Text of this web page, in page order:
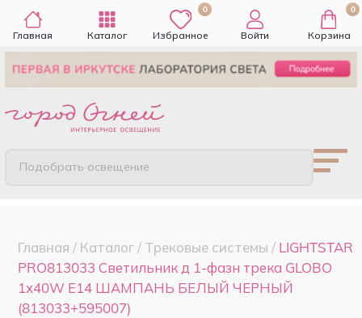
Главная Каталог
0
Избранное Войти
0
Корзина
Подобрать освещение
Главная / Каталог/ Трековые системы / LIGHTSTAR
PRO813033 Светильник д 1-фазн трека GLOBO
1х40W E14 ШАМПАНЬ БЕЛЫЙ ЧЕРНЫЙ
(813033+595007)